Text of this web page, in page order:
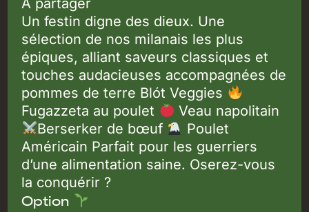
A partager
Un festin digne des dieux. Une
sélection de nos milanais les plus
épiques, alliant saveurs classiques et
touches audacieuses accompagnées de
pommes de terre Blót Veggies
Fugazzeta au poulet
Veau napolitain
Berserker de bœuf
Poulet
Américain Parfait pour les guerriers
d’une alimentation saine. Oserez-vous
la conquérir ?
Option